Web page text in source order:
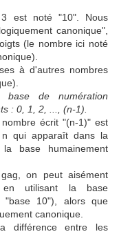
est noté "10". Nous
canonique",
(le nombre ici noté
à d'autres nombres
de numération
: 0, 1, 2, ..., (n-1).
écrit "(n-1)" est
qui apparaît dans la
base humainement
on peut aisément
en utilisant la base
"base 10"), alors que
canonique.
différence entre les